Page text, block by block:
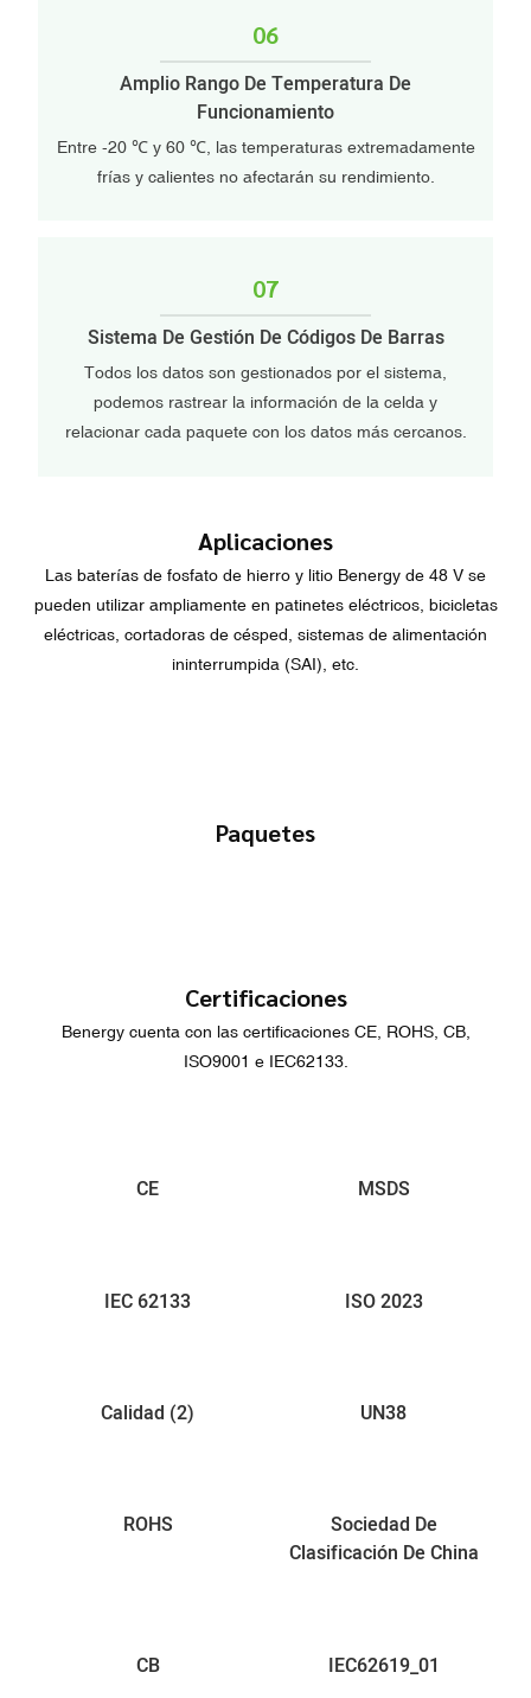
06
Amplio Rango De Temperatura De
Funcionamiento
Entre -20 ℃ y 60 ℃, las temperaturas extremadamente
frías y calientes no afectarán su rendimiento.
07
Sistema De Gestión De Códigos De Barras
Todos los datos son gestionados por el sistema,
podemos rastrear la información de la celda y
relacionar cada paquete con los datos más cercanos.
Aplicaciones
Las baterías de fosfato de hierro y litio Benergy de 48 V se
pueden utilizar ampliamente en patinetes eléctricos, bicicletas
eléctricas, cortadoras de césped, sistemas de alimentación
ininterrumpida (SAI), etc.
Paquetes
Certificaciones
Benergy cuenta con las certificaciones CE, ROHS, CB,
ISO9001 e IEC62133.
CE MSDS
IEC 62133 ISO 2023
Calidad (2) UN38
ROHS
Sociedad De
Clasificación De China
CB IEC62619_01